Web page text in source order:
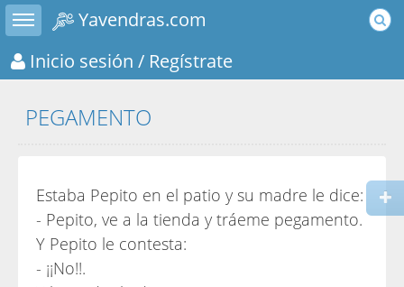
Toggle sidebar
Yavendras.com
Inicio sesión / Regístrate
PEGAMENTO
Estaba Pepito en el patio y su madre le dice:
- Pepito, ve a la tienda y tráeme pegamento.
Y Pepito le contesta:
- ¡¡No!!.